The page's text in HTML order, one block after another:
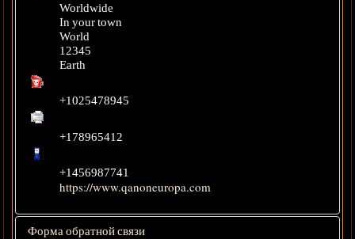
Worldwide
In your town
World
12345
Earth
+1025478945
+178965412
+1456987741
https://www.qanoneuropa.com
Форма обратной связи